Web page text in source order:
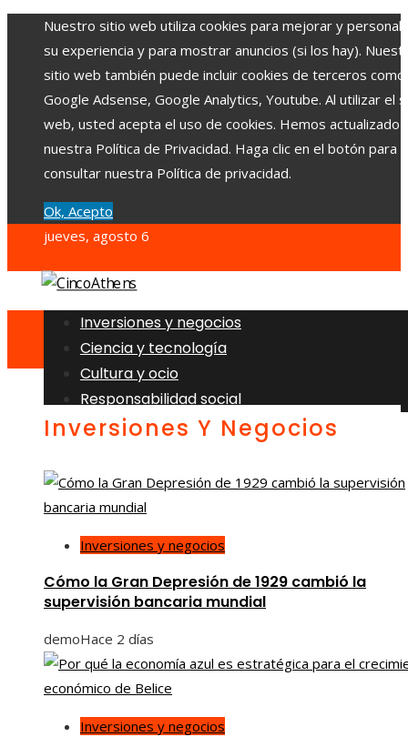
Nuestro sitio web utiliza cookies para mejorar y
su experiencia y para mostrar anuncios (si los hay).
sitio web también puede incluir cookies de terceros como
Google Adsense, Google Analytics, Youtube. Al utilizar el
web, usted acepta el uso de cookies. Hemos actualizado
nuestra Política de Privacidad. Haga clic en el botón para
consultar nuestra Política de privacidad.
Ok, Acepto
jueves, agosto 6
Inversiones y negocios
Ciencia y tecnología
Cultura y ocio
Responsabilidad social
Inversiones Y Negocios
Inversiones y negocios
Cómo la Gran Depresión de 1929 cambió la
supervisión bancaria mundial
demoHace 2 días
Inversiones y negocios